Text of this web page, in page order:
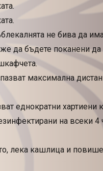
не бива да
да бъдете поканени да
максимална
еднократни хартиени
на всеки 4
лека кашлица и